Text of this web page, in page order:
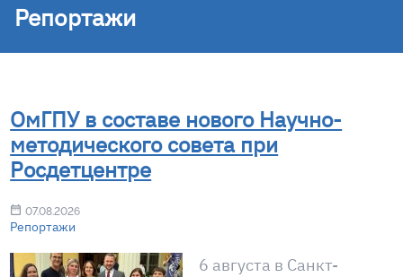
Репортажи
ОмГПУ в составе нового Научно-
методического совета при
Росдетцентре
07.08.2026
Репортажи
6 августа в Санкт-